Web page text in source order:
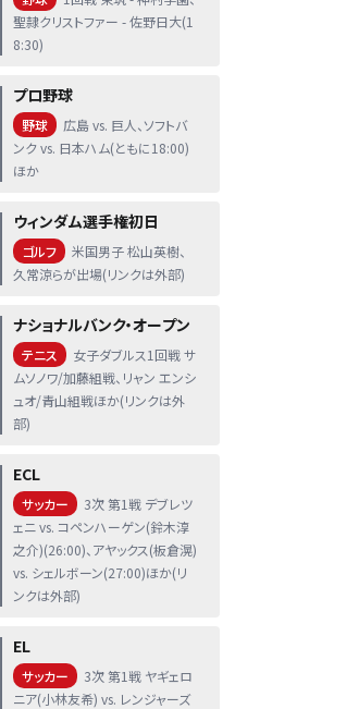
聖隷クリストファー - 佐野日大(1
8:30)
プロ野球
野球
広島 vs. 巨人、ソフトバ
ンク vs. 日本ハム(ともに18:00)
ほか
ウィンダム選手権初日
ゴルフ
米国男子 松山英樹、
久常涼らが出場(リンクは外部)
ナショナルバンク・オープン
テニス
女子ダブルス1回戦 サ
ムソノワ/加藤組戦、リャン エンシ
ュオ/青山組戦ほか(リンクは外
部)
ECL
サッカー
3次 第1戦 デブレツ
ェニ vs. コペンハーゲン(鈴木淳
之介)(26:00)、アヤックス(板倉滉)
vs. シェルボーン(27:00)ほか(リ
ンクは外部)
EL
サッカー
3次 第1戦 ヤギェロ
ニア(小林友希) vs. レンジャーズ